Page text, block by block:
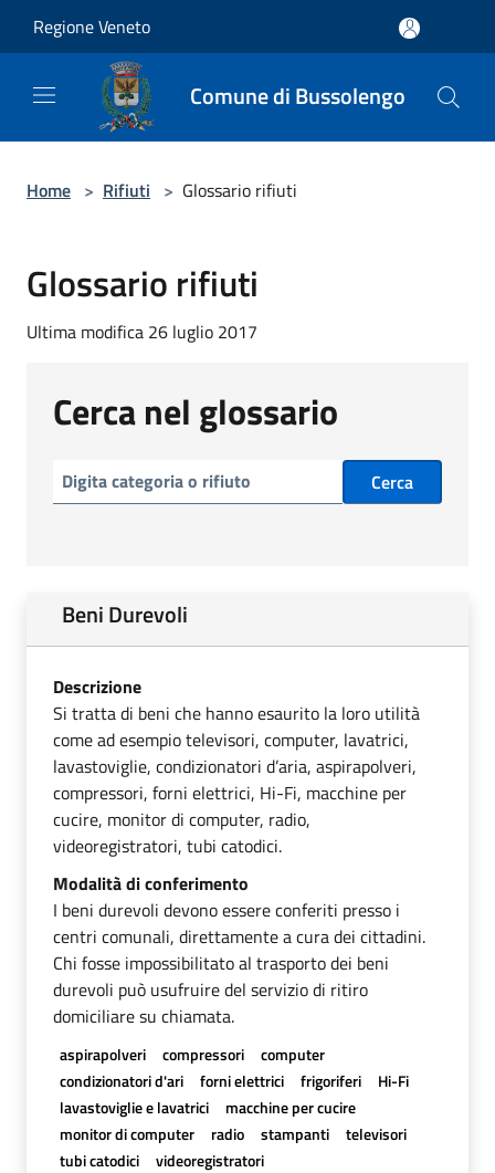
Regione Veneto
Comune di Bussolengo
Home > Rifiuti > Glossario rifiuti
Glossario rifiuti
Ultima modifica 26 luglio 2017
Cerca nel glossario
Cerca
Beni Durevoli
Descrizione
Si tratta di beni che hanno esaurito la loro utilità
come ad esempio televisori, computer, lavatrici,
lavastoviglie, condizionatori d’aria, aspirapolveri,
compressori, forni elettrici, Hi-Fi, macchine per
cucire, monitor di computer, radio,
videoregistratori, tubi catodici.
Modalità di conferimento
I beni durevoli devono essere conferiti presso i
centri comunali, direttamente a cura dei cittadini.
Chi fosse impossibilitato al trasporto dei beni
durevoli può usufruire del servizio di ritiro
domiciliare su chiamata.
aspirapolveri compressori
computer
condizionatori d'ari
forni elettrici frigoriferi
Hi-Fi
lavastoviglie e lavatrici
macchine per cucire
monitor di computer
radio stampanti
televisori
tubi catodici
videoregistratori